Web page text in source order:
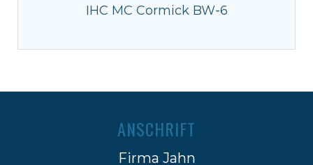
IHC MC Cormick BW-6
ANSCHRIFT
Firma Jahn